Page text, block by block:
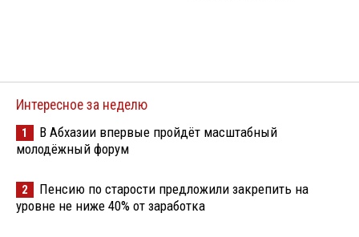
Интересное за неделю
1
В Абхазии впервые пройдёт масштабный
молодёжный форум
2
Пенсию по старости предложили закрепить на
уровне не ниже 40% от заработка